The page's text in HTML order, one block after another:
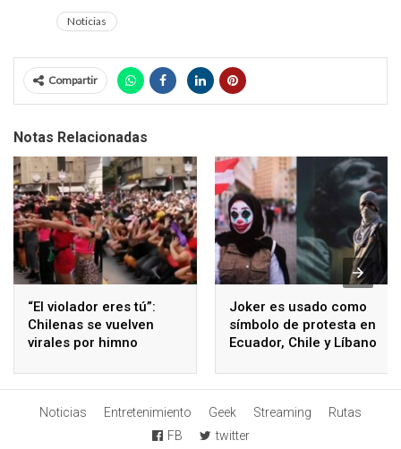
Noticias
Compartir
Notas Relacionadas
“El violador eres tú”:
Chilenas se vuelven
virales por himno
género
Joker es usado como
símbolo de protesta en
Ecuador, Chile y Líbano
Noticias Entretenimiento Geek Streaming
Rutas
FB
twitter